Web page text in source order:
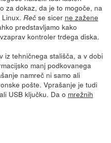
za dokaz, da je to mogoče, na
Rečse sicer ne zažene
predstavljamo kako
kontroler trdega diska.
iz tehničnega stališča, a v dobi
manj podkovanega
namreč ni samo ali
pošte. Vprašanje je tudi
USB ključku. Da o mrežnih